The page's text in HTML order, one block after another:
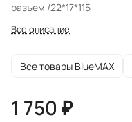
разъем /22*17*115
Все описание
Все товары BlueMAX
1 750 ₽